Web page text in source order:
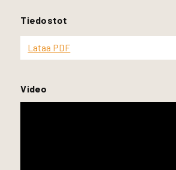
Tiedostot
Lataa PDF
Video